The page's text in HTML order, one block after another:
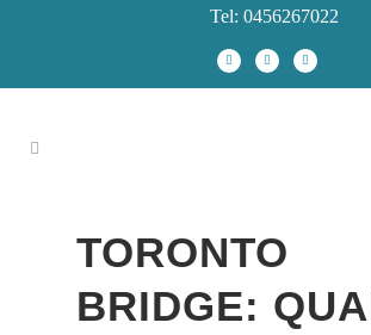
Tel: 0456267022
TORONTO
BRIDGE: